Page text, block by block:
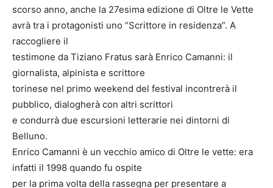
scorso anno, anche la 27esima edizione di Oltre le Vette
avrà tra i protagonisti uno “Scrittore in residenza”. A
raccogliere il
testimone da Tiziano Fratus sarà Enrico Camanni: il
giornalista, alpinista e scrittore
torinese nel primo weekend del festival incontrerà il
pubblico, dialogherà con altri scrittori
e condurrà due escursioni letterarie nei dintorni di
Belluno.
Enrico Camanni è un vecchio amico di Oltre le vette: era
infatti il 1998 quando fu ospite
per la prima volta della rassegna per presentare a